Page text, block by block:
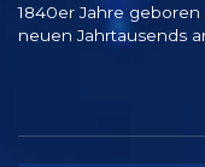
1840er Jahre
neuen Jahrtausends